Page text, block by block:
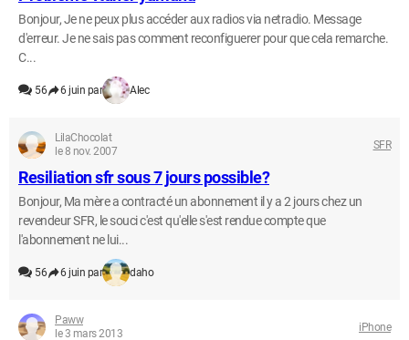
Bonjour, Je ne peux plus accéder aux radios via netradio. Message
d'erreur. Je ne sais pas comment reconfiguerer pour que cela remarche.
C...
56 6 juin par Alec
LilaChocolat
le 8 nov. 2007
SFR
Resiliation sfr sous 7 jours possible?
Bonjour, Ma mère a contracté un abonnement il y a 2 jours chez un
revendeur SFR, le souci c'est qu'elle s'est rendue compte que
l'abonnement ne lui...
56 6 juin par daho
Paww
le 3 mars 2013
iPhone